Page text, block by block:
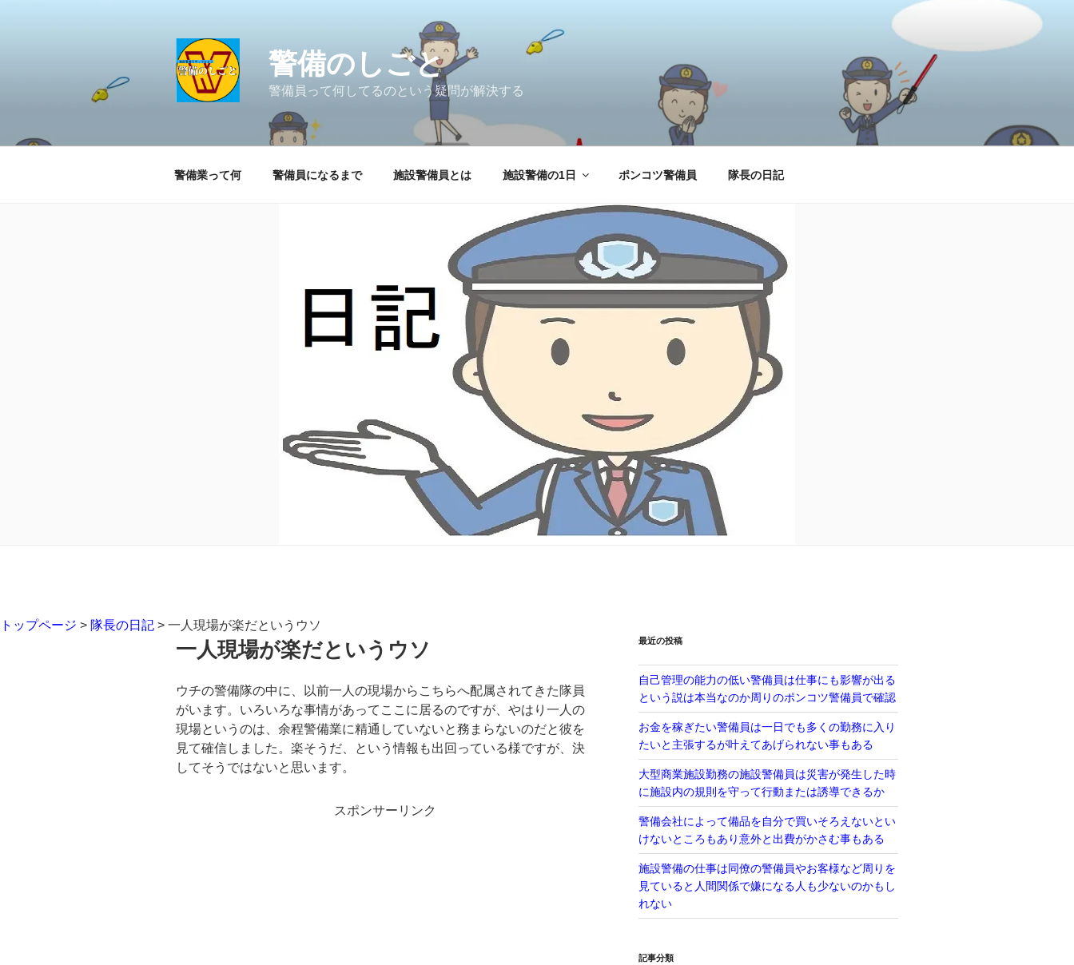
キ
警備のしごと
警備員って何してるのという疑問が解決する
警備業って何 警備員になるまで 施設警備員とは 施設警備の1日 ポンコツ警備員 隊長の日記
トップページ > 隊長の日記 > 一人現場が楽だというウソ
一人現場が楽だというウソ
ウチの警備隊の中に、以前一人の現場からこちらへ配属されてきた隊員
がいます。いろいろな事情があってここに居るのですが、やはり一人の
現場というのは、余程警備業に精通していないと務まらないのだと彼を
見て確信しました。楽そうだ、という情報も出回っている様ですが、決
してそうではないと思います。
スポンサーリンク
最近の投稿
自己管理の能力の低い警備員は仕事にも影響が出る
という説は本当なのか周りのポンコツ警備員で確認
お金を稼ぎたい警備員は一日でも多くの勤務に入り
たいと主張するが叶えてあげられない事もある
大型商業施設勤務の施設警備員は災害が発生した時
に施設内の規則を守って行動または誘導できるか
警備会社によって備品を自分で買いそろえないとい
けないところもあり意外と出費がかさむ事もある
施設警備の仕事は同僚の警備員やお客様など周りを
見ていると人間関係で嫌になる人も少ないのかもし
れない
記事分類